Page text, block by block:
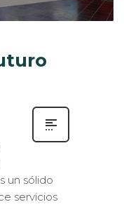
un sólido
servicios